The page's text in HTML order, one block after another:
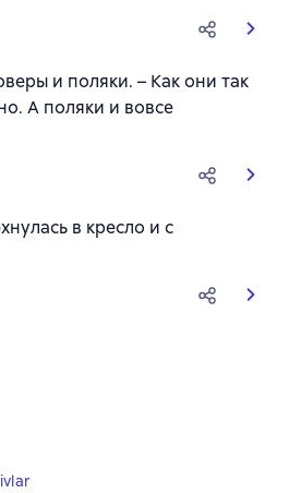
и поляки. – Как они так
А поляки и вовсе
в кресло и с